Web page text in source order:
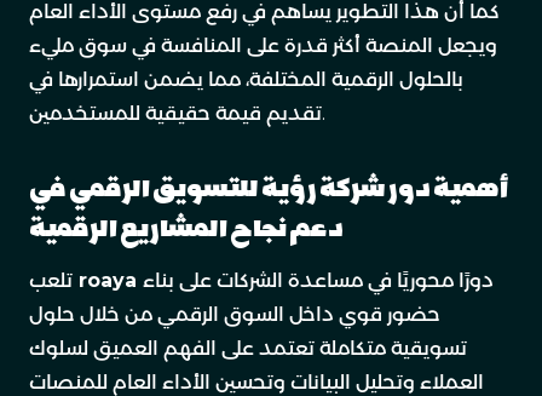
كما أن هذا التطوير يساهم في رفع مستوى الأداء العام
ويجعل المنصة أكثر قدرة على المنافسة في سوق مليء
بالحلول الرقمية المختلفة، مما يضمن استمرارها في
تقديم قيمة حقيقية للمستخدمين.
أهمية دور شركة رؤية للتسويق الرقمي في
دعم نجاح المشاريع الرقمية
تلعب roaya دورًا محوريًا في مساعدة الشركات على بناء
حضور قوي داخل السوق الرقمي من خلال حلول
تسويقية متكاملة تعتمد على الفهم العميق لسلوك
العملاء وتحليل البيانات وتحسين الأداء العام للمنصات